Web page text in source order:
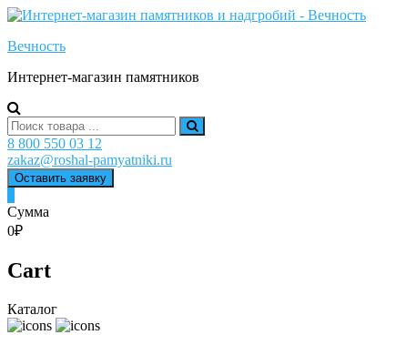
Skip
content
Вечность
Интернет-магазин памятников
Search
for:
8 800 550 03 12
zakaz@roshal-pamyatniki.ru
Оставить заявку
Сумма
0₽
Cart
Каталог